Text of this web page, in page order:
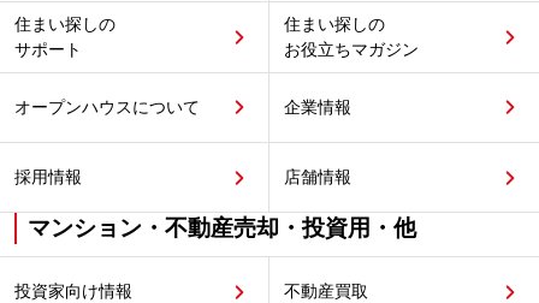
住まい探しの
サポート
住まい探しの
お役立ちマガジン
オープンハウスについて 企業情報
採用情報 店舗情報
マンション・不動産売却・投資用・他
投資家向け情報 不動産買取